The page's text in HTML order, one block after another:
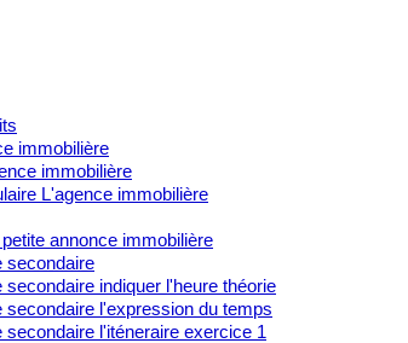
immobilière
immobilière
L'agence immobilière
annonce immobilière
secondaire
indiquer l'heure théorie
l'expression du temps
l'iténeraire exercice 1